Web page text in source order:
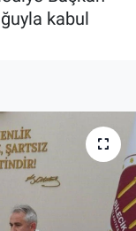
kabul